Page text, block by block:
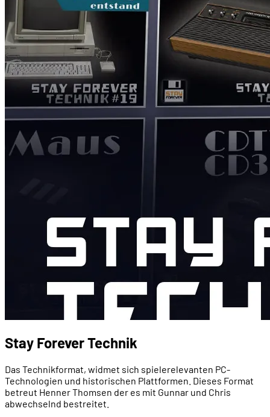
Stay Forever Technik
Das Technikformat, widmet sich spielerelevanten PC-
Technologien und historischen Plattformen. Dieses Format
betreut Henner Thomsen der es mit Gunnar und Chris
abwechselnd bestreitet.